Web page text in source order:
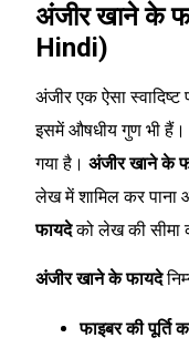
अंजीर खाने के
Hindi)
अंजीर एक ऐसा
इसमें औषधीय गुण भी हैं।
गया है। अंजीर खाने के
लेख में शामिल कर पाना
फायदेको लेख की सीमा
अंजीर खाने के फायदे
फाइबर की पूर्ति